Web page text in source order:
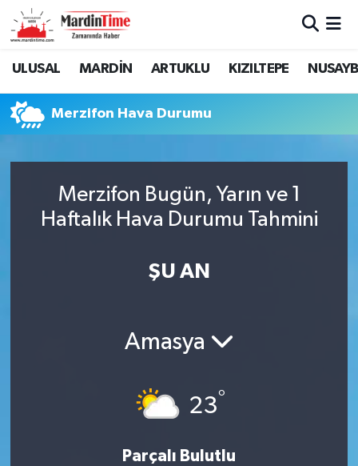
ULUSAL MARDİN ARTUKLU KIZILTEPE
Merzifon Hava Durumu
Merzifon Bugün, Yarın ve 1
Haftalık Hava Durumu Tahmini
ŞU AN
Amasya
23°
Parçalı Bulutlu
Mardin Nöbetçi Eczaneler
Mardin Trafik Yoğunluk Haritası
Süper Lig Puan Durumu ve Fikstür